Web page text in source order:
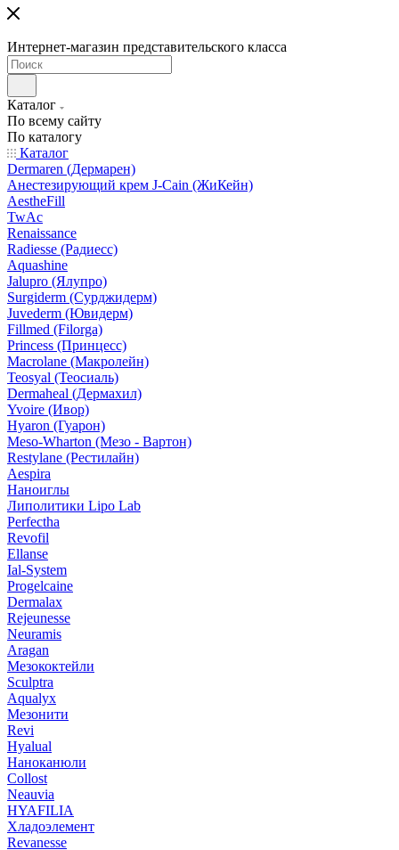
Интернет-магазин представительского класса
Каталог
По всему сайту
По каталогу
Каталог
Dermaren (Дермарен)
Анестезирующий крем J-Cain (ЖиКейн)
AestheFill
TwAc
Renaissance
Radiesse (Радиесс)
Aquashine
Jalupro (Ялупро)
Surgiderm (Сурджидерм)
Juvederm (Ювидерм)
Fillmed (Filorga)
Princess (Принцесс)
Macrolane (Макролейн)
Teosyal (Теосиаль)
Dermaheal (Дермахил)
Yvoire (Ивор)
Hyaron (Гуарон)
Meso-Wharton (Мезо - Вартон)
Restylane (Рестилайн)
Aespira
Наноиглы
Липолитики Lipo Lab
Perfectha
Revofil
Ellanse
Ial-System
Progelcaine
Dermalax
Rejeunesse
Neuramis
Aragan
Мезококтейли
Sculptra
Aqualyx
Мезонити
Revi
Hyalual
Наноканюли
Collost
Neauvia
HYAFILIA
Хладоэлемент
Revanesse